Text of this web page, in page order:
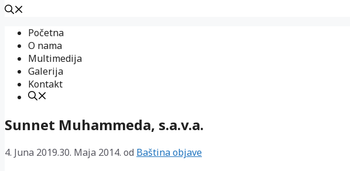
sadržaj
Početna
O nama
Multimedija
Galerija
Kontakt
Sunnet Muhammeda, s.a.v.a.
4. Juna 2019.30. Maja 2014. od Baština objave